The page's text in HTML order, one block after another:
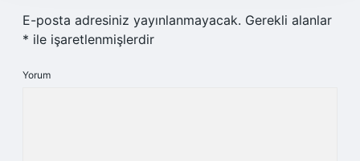
E-posta adresiniz yayınlanmayacak. Gerekli alanlar
* ile işaretlenmişlerdir
Yorum